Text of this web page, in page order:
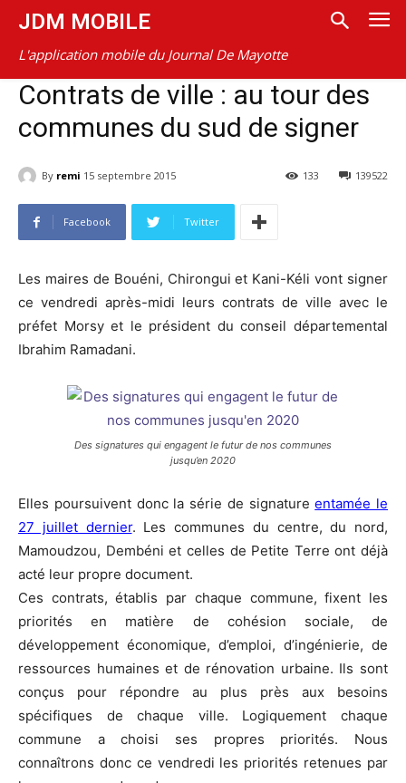
JDM MOBILE
L'application mobile du Journal De Mayotte
Contrats de ville : au tour des
communes du sud de signer
By remi 15 septembre 2015 139522
133
Facebook Twitter
Les maires de Bouéni, Chirongui et Kani-Kéli vont signer
ce vendredi après-midi leurs contrats de ville avec le
préfet Morsy et le président du conseil départemental
Ibrahim Ramadani.
Des signatures qui engagent le futur de nos communes
jusqu’en 2020
Elles poursuivent donc la série de signatureentamée le
27 juillet dernier. Les communes du centre, du nord,
Mamoudzou, Dembéni et celles de Petite Terre ont déjà
acté leur propre document.
Ces contrats, établis par chaque commune, fixent les
priorités en matière de cohésion sociale, de
développement économique, d’emploi, d’ingénierie, de
ressources humaines et de rénovation urbaine. Ils sont
conçus pour répondre au plus près aux besoins
spécifiques de chaque ville. Logiquement chaque
commune a choisi ses propres priorités. Nous
connaîtrons donc ce vendredi les priorités retenues par